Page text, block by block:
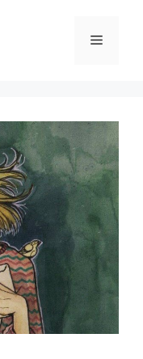
Меню